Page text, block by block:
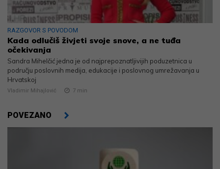
RAZGOVOR S POVODOM
Kada odlučiš živjeti svoje snove, a ne tuđa
očekivanja
Sandra Mihelčić jedna je od najprepoznatljivijih poduzetnica u
području poslovnih medija, edukacije i poslovnog umrežavanja u
Hrvatskoj
Vladimir Mihajlović 7 min
POVEZANO